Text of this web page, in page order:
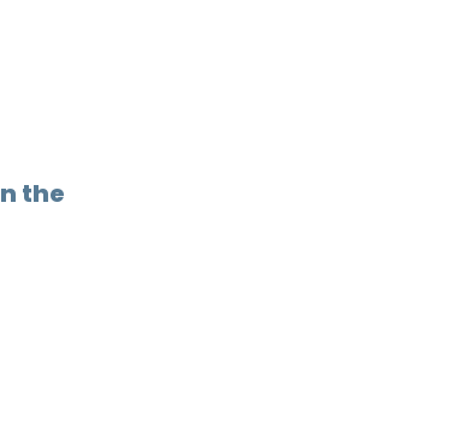
the